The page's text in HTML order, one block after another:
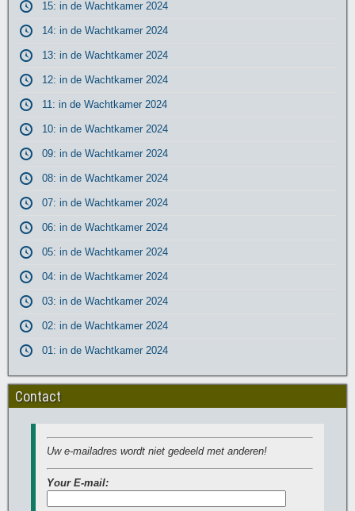
15: in de Wachtkamer 2024
14: in de Wachtkamer 2024
13: in de Wachtkamer 2024
12: in de Wachtkamer 2024
11: in de Wachtkamer 2024
10: in de Wachtkamer 2024
09: in de Wachtkamer 2024
08: in de Wachtkamer 2024
07: in de Wachtkamer 2024
06: in de Wachtkamer 2024
05: in de Wachtkamer 2024
04: in de Wachtkamer 2024
03: in de Wachtkamer 2024
02: in de Wachtkamer 2024
01: in de Wachtkamer 2024
Contact
Uw e-mailadres wordt niet gedeeld met anderen!
Your E-mail: